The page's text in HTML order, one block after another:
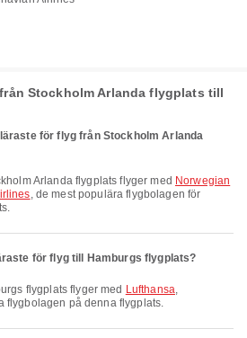
Stockholm Arlanda flygplats till
för flyg från Stockholm Arlanda
Arlanda flygplats flyger med Norwegian
, de mest populära flygbolagen för
för flyg till Hamburgs flygplats?
flygplats flyger med Lufthansa,
flygbolagen på denna flygplats.